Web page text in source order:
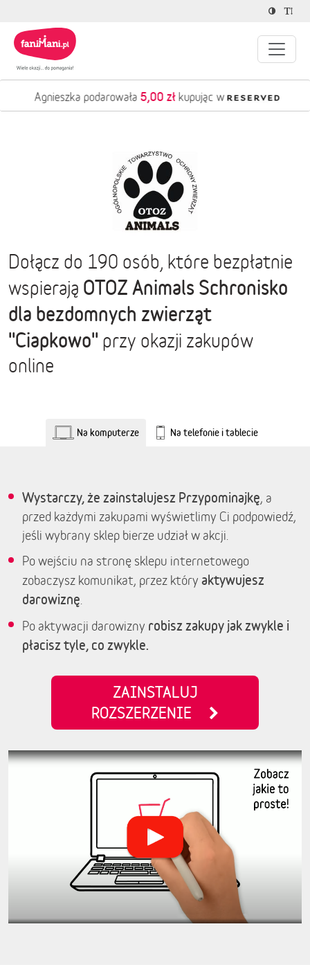
Agnieszka podarowała 5,00 złkupując w
Dołącz do 190 osób, które bezpłatnie
wspierają OTOZ Animals Schronisko
dla bezdomnych zwierząt
''Ciapkowo'' przy okazji zakupów
online
Na komputerze Na telefonie i tablecie
Wystarczy, że zainstalujesz Przypominajkę, a
przed każdymi zakupami wyświetlimy Ci podpowiedź,
jeśli wybrany sklep bierze udział w akcji.
Po wejściu na stronę sklepu internetowego
zobaczysz komunikat, przez który aktywujesz
darowiznę
Po aktywacji darowizny robisz zakupy jak zwykle i
płacisz tyle, co zwykle.
ZAINSTALUJ
ROZSZERZENIE